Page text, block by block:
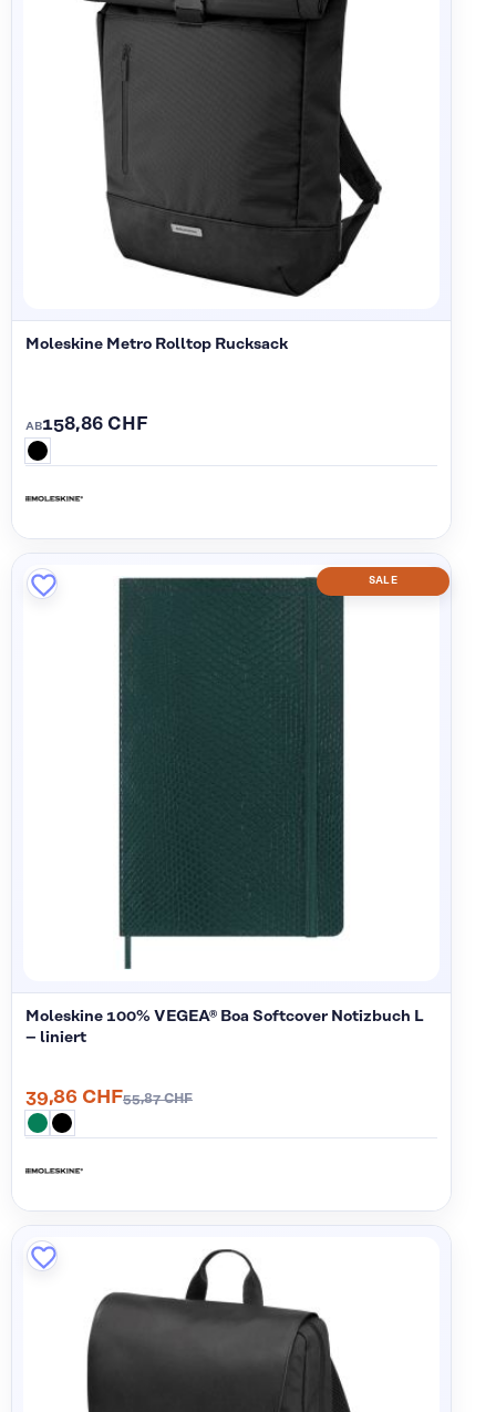
Moleskine Metro Rolltop Rucksack
AB158,86 CHF
SALE
Moleskine 100% VEGEA® Boa Softcover Notizbuch L
– liniert
39,86 CHF55,87 CHF